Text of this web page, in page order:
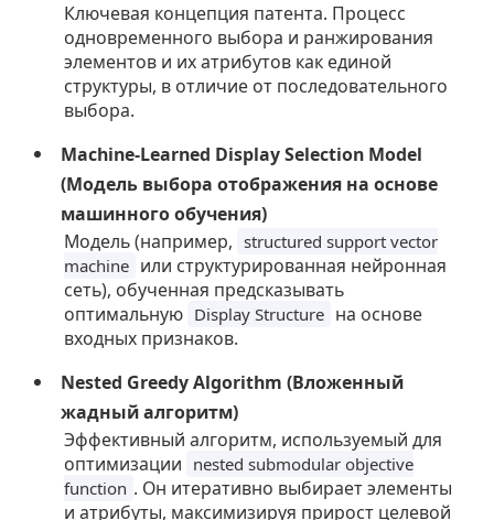
Ключевая концепция патента. Процесс
одновременного выбора и ранжирования
элементов и их атрибутов как единой
структуры, в отличие от последовательного
выбора.
Machine-Learned Display Selection Model
(Модель выбора отображения на основе
машинного обучения)
Модель (например, structured support vector
machine или структурированная нейронная
сеть), обученная предсказывать
оптимальную Display Structure на основе
входных признаков.
Nested Greedy Algorithm (Вложенный
жадный алгоритм)
Эффективный алгоритм, используемый для
оптимизации nested submodular objective
function . Он итеративно выбирает элементы
и атрибуты, максимизируя прирост целевой